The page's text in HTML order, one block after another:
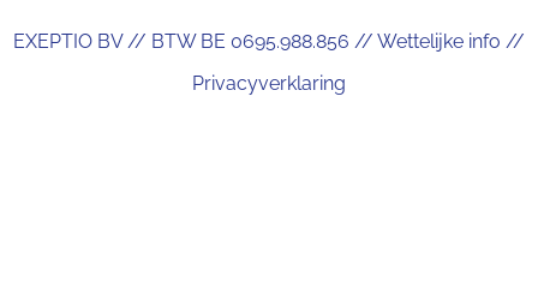
EXEPTIO BV // BTW BE 0695.988.856 // Wettelijke info //
Privacyverklaring